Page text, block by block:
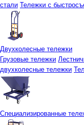
стали Тележки с
Двухколесные тележки
Грузовые тележки
двухколесные тележки
Специализированные